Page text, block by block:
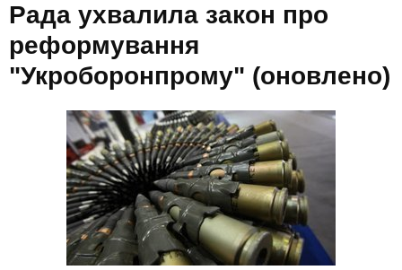
Рада ухвалила закон про
реформування
"Укроборонпрому" (оновлено)